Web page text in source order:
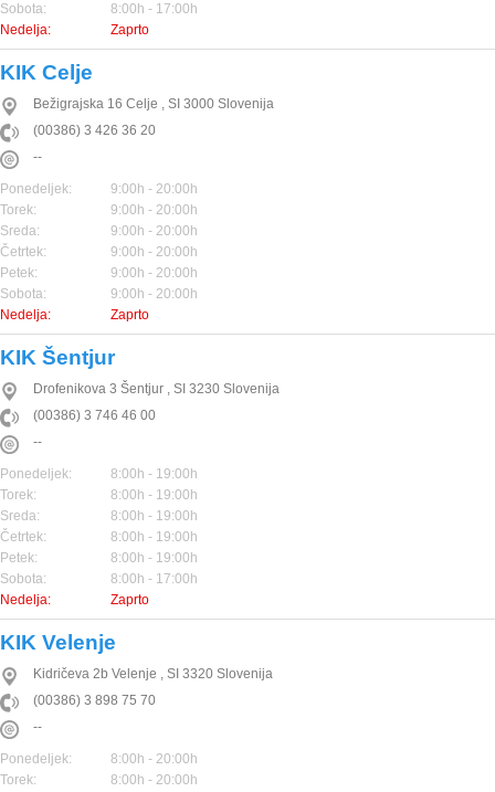
Sobota:
8:00h - 17:00h
Nedelja:
Zaprto
KIK Celje
Bežigrajska 16 Celje , SI 3000 Slovenija
(00386) 3 426 36 20
--
Ponedeljek:
9:00h - 20:00h
Torek:
9:00h - 20:00h
Sreda:
9:00h - 20:00h
Četrtek:
9:00h - 20:00h
Petek:
9:00h - 20:00h
Sobota:
9:00h - 20:00h
Nedelja:
Zaprto
KIK Šentjur
Drofenikova 3 Šentjur , SI 3230 Slovenija
(00386) 3 746 46 00
--
Ponedeljek:
8:00h - 19:00h
Torek:
8:00h - 19:00h
Sreda:
8:00h - 19:00h
Četrtek:
8:00h - 19:00h
Petek:
8:00h - 19:00h
Sobota:
8:00h - 17:00h
Nedelja:
Zaprto
KIK Velenje
Kidričeva 2b Velenje , SI 3320 Slovenija
(00386) 3 898 75 70
--
Ponedeljek:
8:00h - 20:00h
Torek:
8:00h - 20:00h